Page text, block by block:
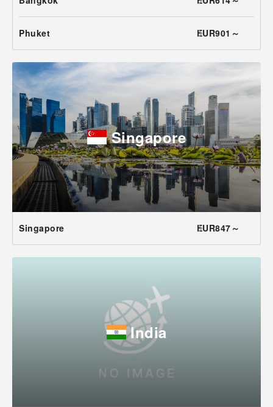
Phuket EUR901～
Singapore
Singapore EUR847～
India